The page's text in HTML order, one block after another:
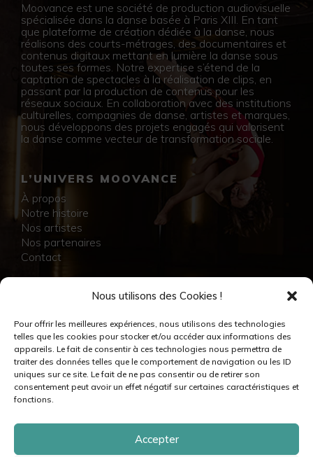
Nous utilisons des Cookies !
Pour offrir les meilleures expériences, nous utilisons des technologies
telles que les cookies pour stocker et/ou accéder aux informations des
appareils. Le fait de consentir à ces technologies nous permettra de
traiter des données telles que le comportement de navigation ou les ID
uniques sur ce site. Le fait de ne pas consentir ou de retirer son
consentement peut avoir un effet négatif sur certaines caractéristiques et
fonctions.
Accepter
Moovance est une société de production audiovisuelle
spécialisée dans la danse basée à Paris XIII. En tant
que plateforme de création dédiée à la danse, nous
réalisons des courts-métrages, des documentaires et
contenus digitaux mettant en lumière la danse sous
toutes ses formes. Notre expertise s’étend de la
captation de spectacles à la réalisation de clips, en
passant par la production de contenus pour les
réseaux sociaux. En collaboration avec des institutions
culturelles, compagnies de danse, artistes et marques,
nous développons des projets engagés qui valorisent
la danse comme vecteur de transformation sociale.
L’UNIVERS MOOVANCE
À propos
Notre histoire
Nos artistes
Nos partenaires
Contact
NOS RÉALISATIONS
Immersion
Accompagnement artistique
Production créative
Danseuses et danseurs
Musiciennes et musiciens
Créatrices et créateurs